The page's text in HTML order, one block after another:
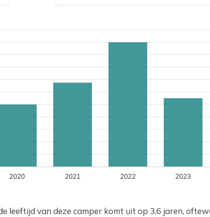
2020
2021 2022 2023
leeftijd van deze camper komt uit op 3,6 jaren,